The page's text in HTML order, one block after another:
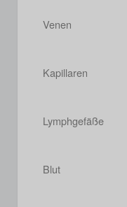
Venen
Kapillaren
Lymphgefäße
Blut